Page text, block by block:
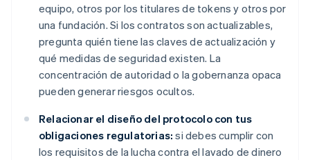
equipo, otros por los titulares de tokens y otros por
una fundación. Si los contratos son actualizables,
pregunta quién tiene las claves de actualización y
qué medidas de seguridad existen. La
concentración de autoridad o la gobernanza opaca
pueden generar riesgos ocultos.
Relacionar el diseño del protocolo con tus
obligaciones regulatorias: si debes cumplir con
los requisitos de la lucha contra el lavado de dinero